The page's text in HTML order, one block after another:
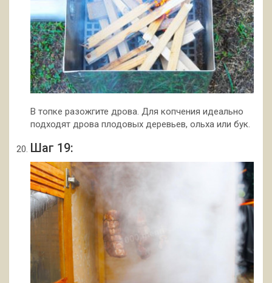
В топке разожгите дрова. Для копчения идеально
подходят дрова плодовых деревьев, ольха или бук.
Шаг 19: